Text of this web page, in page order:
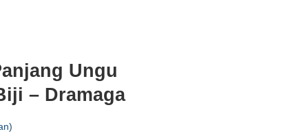
Ungu
– Dramaga